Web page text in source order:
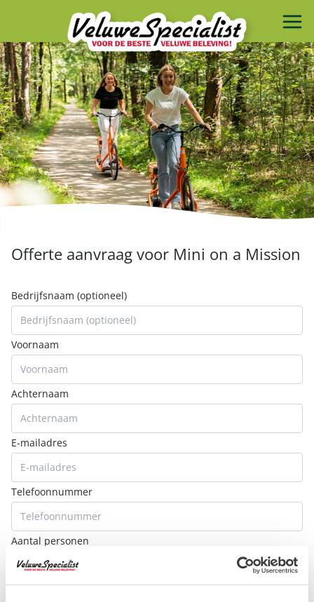
Offerte aanvraag voor Mini on a Mission
Bedrijfsnaam (optioneel)
Voornaam
Achternaam
E-mailadres
Telefoonnummer
Aantal personen
Datum